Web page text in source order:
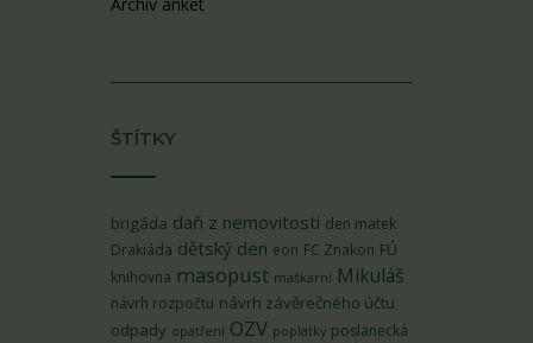
ŠTÍTKY
brigáda daň z nemovitosti den matek
Drakiáda dětský den eon FC Znakon FÚ
knihovna masopust maškarní Mikuláš
návrh rozpočtu návrh závěrečného účtu
odpady opatření OZV poplatky poslanecká